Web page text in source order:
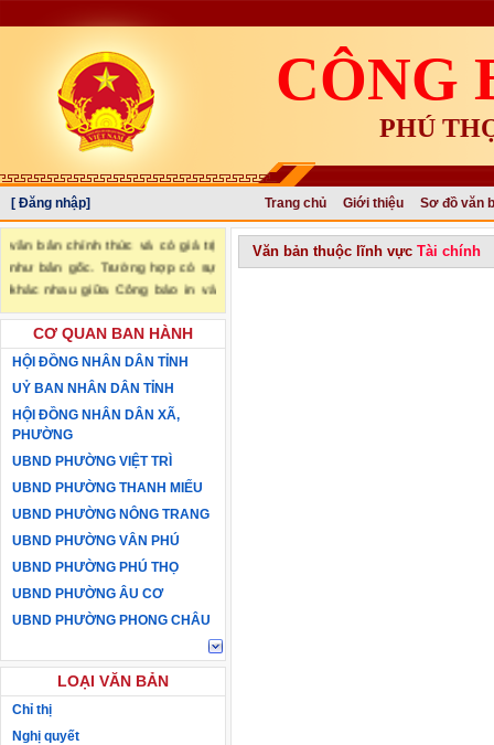
CÔNG
PHÚ
[ Đăng nhập] Trang chủ Giới thiệu
Sơ đồ văn
"Văn bản đăng trên Công báo là
văn bản chính thức và có giá trị
như bản gốc. Trường hợp có sự
khác nhau giữa Công báo in và
Công báo in làm căn cứ chính
thức." (trích Nghị định số
34/2016/NĐ-CP ngày 14/05/2016
của Chính phủ)
CƠ QUAN BAN HÀNH
HỘI ĐỒNG NHÂN DÂN TỈNH
UỶ BAN NHÂN DÂN TỈNH
HỘI ĐỒNG NHÂN DÂN XÃ,
PHƯỜNG
UBND PHƯỜNG VIỆT TRÌ
UBND PHƯỜNG THANH MIẾU
UBND PHƯỜNG NÔNG TRANG
UBND PHƯỜNG VÂN PHÚ
UBND PHƯỜNG PHÚ THỌ
UBND PHƯỜNG ÂU CƠ
UBND PHƯỜNG PHONG CHÂU
LOẠI VĂN BẢN
Chỉ thị
Nghị quyết
Văn bản thuộc lĩnh vực Tài chính